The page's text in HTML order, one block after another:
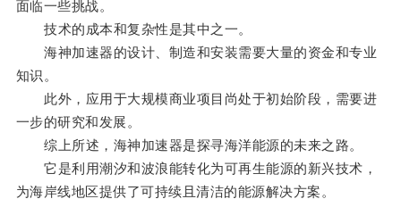
面临一些挑战。
技术的成本和复杂性是其中之一。
海神加速器的设计、制造和安装需要大量的资金和专业
知识。
此外，应用于大规模商业项目尚处于初始阶段，需要进
一步的研究和发展。
综上所述，海神加速器是探寻海洋能源的未来之路。
它是利用潮汐和波浪能转化为可再生能源的新兴技术，
为海岸线地区提供了可持续且清洁的能源解决方案。